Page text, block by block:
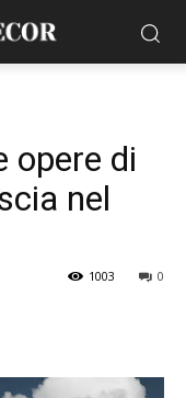
opere di
nel
0
1003